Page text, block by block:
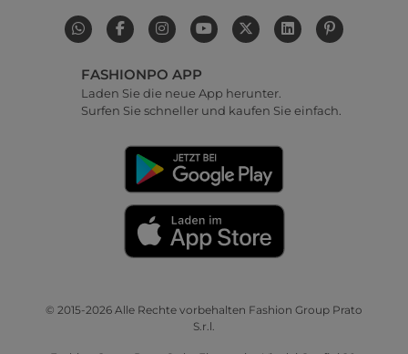
FASHIONPO APP
Laden Sie die neue App herunter.
Surfen Sie schneller und kaufen Sie einfach.
© 2015-2026 Alle Rechte vorbehalten Fashion Group Prato
S.r.l.